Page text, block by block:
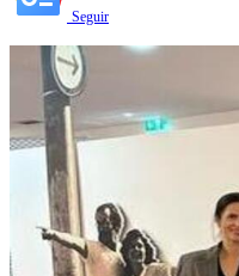
Seguir